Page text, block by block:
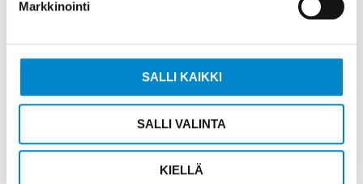
Markkinointi
SALLI KAIKKI
SALLI VALINTA
KIELLÄ
READ MORE